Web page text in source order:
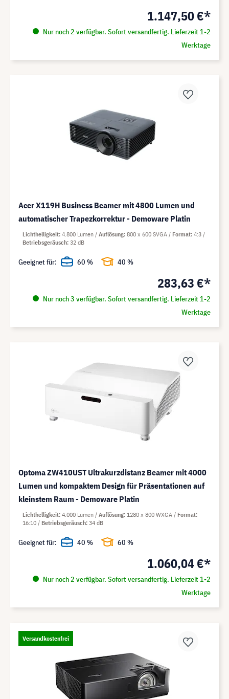
1.147,50 €*
Nur noch 2 verfügbar. Sofort versandfertig. Lieferzeit 1-2
Werktage
Acer X119H Business Beamer mit 4800 Lumen und
automatischer Trapezkorrektur - Demoware Platin
283,63 €*
Nur noch 3 verfügbar. Sofort versandfertig. Lieferzeit 1-2
Werktage
Lichthelligkeit 4.800 Lumen Auflösung 800 x 600 SVGA Format 4:3
Betriebsgeräusch 32 dB
Geeignet für: 60 % 40 %
Optoma ZW410UST Ultrakurzdistanz Beamer mit 4000
Lumen und kompaktem Design für Präsentationen auf
kleinstem Raum - Demoware Platin
1.060,04 €*
Nur noch 2 verfügbar. Sofort versandfertig. Lieferzeit 1-2
Werktage
Lichthelligkeit 4.000 Lumen Auflösung 1280 x 800 WXGA
Format
16:10
Betriebsgeräusch 34 dB
Geeignet für: 40 % 60 %
Versandkostenfrei